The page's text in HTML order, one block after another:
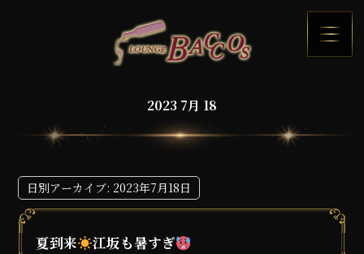
2023 7月 18
日別アーカイブ: 2023年7月18日
夏到来 江坂も暑すぎ